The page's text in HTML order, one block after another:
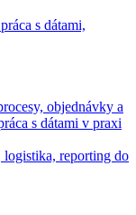
s dátami,
logistika, reporting do